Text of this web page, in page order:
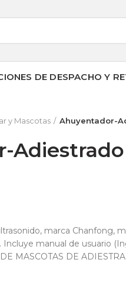
DE DESPACHO Y
y Mascotas Ahuyentador-
marca Chanfong,
manual de usuario
MASCOTAS DE